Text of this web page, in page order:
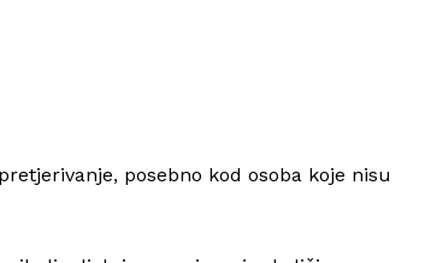
posebno kod osoba koje nisu